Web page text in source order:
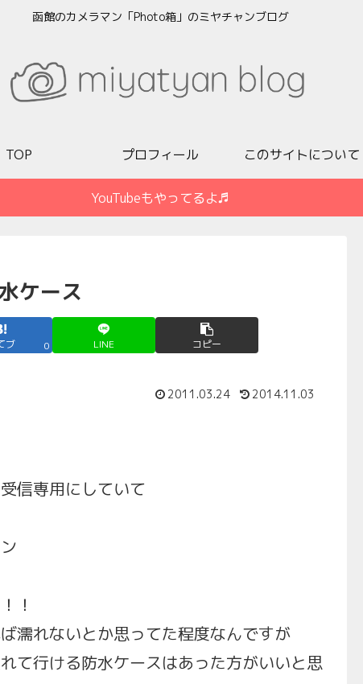
函館のカメラマン「Photo箱」のミヤチャンブログ
TOP プロフィール このサイトについて
YouTubeもやってるよ♬
ケース
ブ 0 LINE コピー
2011.03.24 2014.11.03
信専用にしていて
！
濡れないとか思ってた程度なんですが
て行ける防水ケースはあった方がいいと思